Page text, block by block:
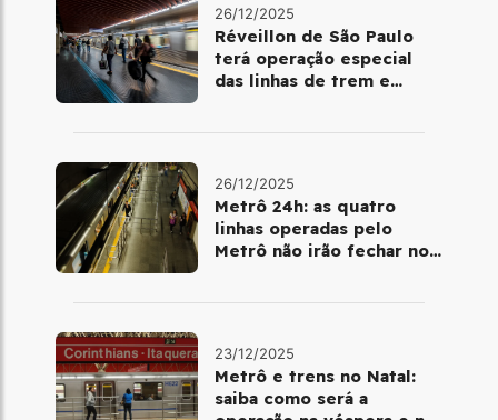
26/12/2025
Réveillon de São Paulo
terá operação especial
das linhas de trem e
26/12/2025
Metrô 24h: as quatro
linhas operadas pelo
Metrô não irão fechar no
23/12/2025
Metrô e trens no Natal:
saiba como será a